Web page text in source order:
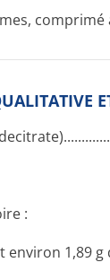
:
1,89 g